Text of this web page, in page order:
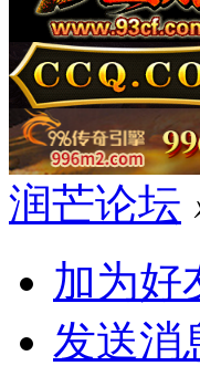
润芒论坛
加为好
发送消